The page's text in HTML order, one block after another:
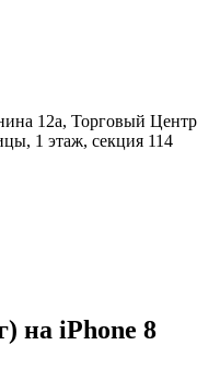
12а, Торговый Центр
1 этаж, секция 114
на iPhone 8